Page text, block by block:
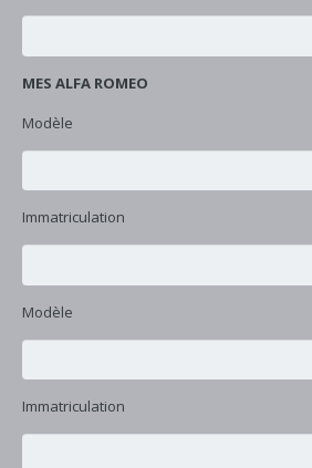
MES ALFA ROMEO
Modèle
Immatriculation
Modèle
Immatriculation